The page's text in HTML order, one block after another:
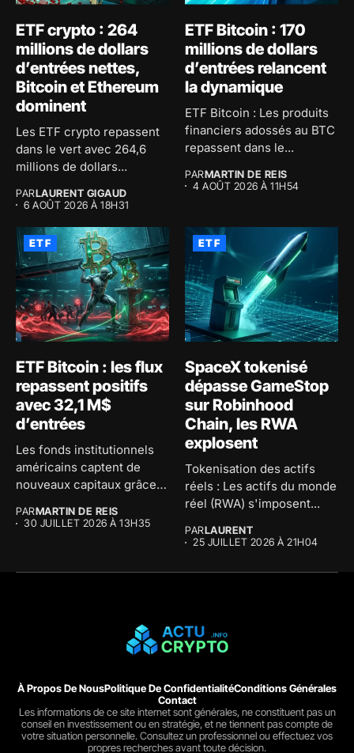
ETF crypto : 264
millions de dollars
d’entrées nettes,
Bitcoin et Ethereum
dominent
Les ETF crypto repassent
dans le vert avec 264,6
millions de dollars...
PARLAURENT GIGAUD
6 AOÛT 2026 À 18H31
ETF Bitcoin : 170
millions de dollars
d’entrées relancent
la dynamique
ETF Bitcoin : Les produits
financiers adossés au BTC
repassent dans le...
PARMARTIN DE REIS
4 AOÛT 2026 À 11H54
ETF
ETF Bitcoin : les flux
repassent positifs
avec 32,1 M$
d’entrées
Les fonds institutionnels
américains captent de
nouveaux capitaux grâce à
PARMARTIN DE REIS
30 JUILLET 2026 À 13H35
ETF
SpaceX tokenisé
dépasse GameStop
sur Robinhood
Chain, les RWA
explosent
Tokenisation des actifs
réels : Les actifs du monde
réel (RWA) s'imposent...
PARLAURENT
25 JUILLET 2026 À 21H04
À Propos De NousPolitique De ConfidentialitéConditions Générales
Contact
Les informations de ce site internet sont générales, ne constituent pas un
conseil en investissement ou en stratégie, et ne tiennent pas compte de
votre situation personnelle. Consultez un professionnel ou effectuez vos
propres recherches avant toute décision.